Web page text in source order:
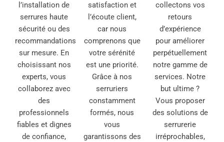
l’installation de
serrures haute
sécurité ou des
recommandations
sur mesure. En
choisissant nos
experts, vous
collaborez avec
des
professionnels
fiables et dignes
de confiance,
satisfaction et
l’écoute client,
car nous
comprenons que
votre sérénité
est une priorité.
Grâce à nos
serruriers
constamment
formés, nous
vous
garantissons des
collectons vos
retours
d’expérience
pour améliorer
perpétuellement
notre gamme de
services. Notre
but ultime ?
Vous proposer
des solutions de
serrurerie
irréprochables,